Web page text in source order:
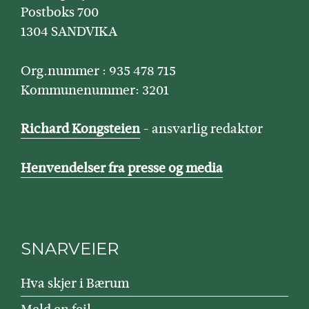
Postboks 700
1304 SANDVIKA
Org.nummer : 935 478 715
Kommunenummer: 3201
Richard Kongsteien- ansvarlig redaktør
Henvendelser fra presse og media
SNARVEIER
Hva skjer i Bærum